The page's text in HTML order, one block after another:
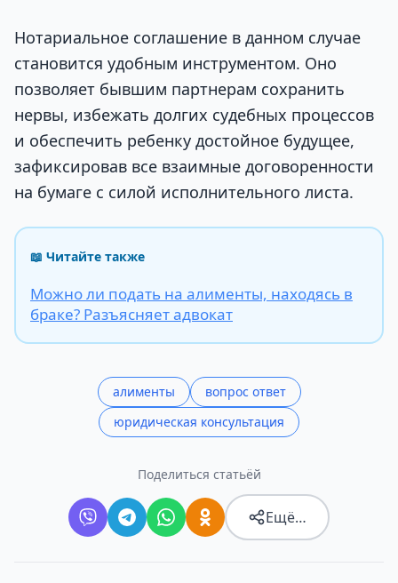
Нотариальное соглашение в данном случае
становится удобным инструментом. Оно
позволяет бывшим партнерам сохранить
нервы, избежать долгих судебных процессов
и обеспечить ребенку достойное будущее,
зафиксировав все взаимные договоренности
на бумаге с силой исполнительного листа.
📖 Читайте также
Можно ли подать на алименты, находясь в
браке? Разъясняет адвокат
алименты
вопрос ответ
юридическая консультация
Поделиться статьёй
Ещё…